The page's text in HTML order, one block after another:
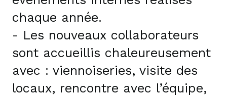
chaque année.
- Les nouveaux collaborateurs
sont accueillis chaleureusement
avec : viennoiseries, visite des
locaux, rencontre avec l’équipe,